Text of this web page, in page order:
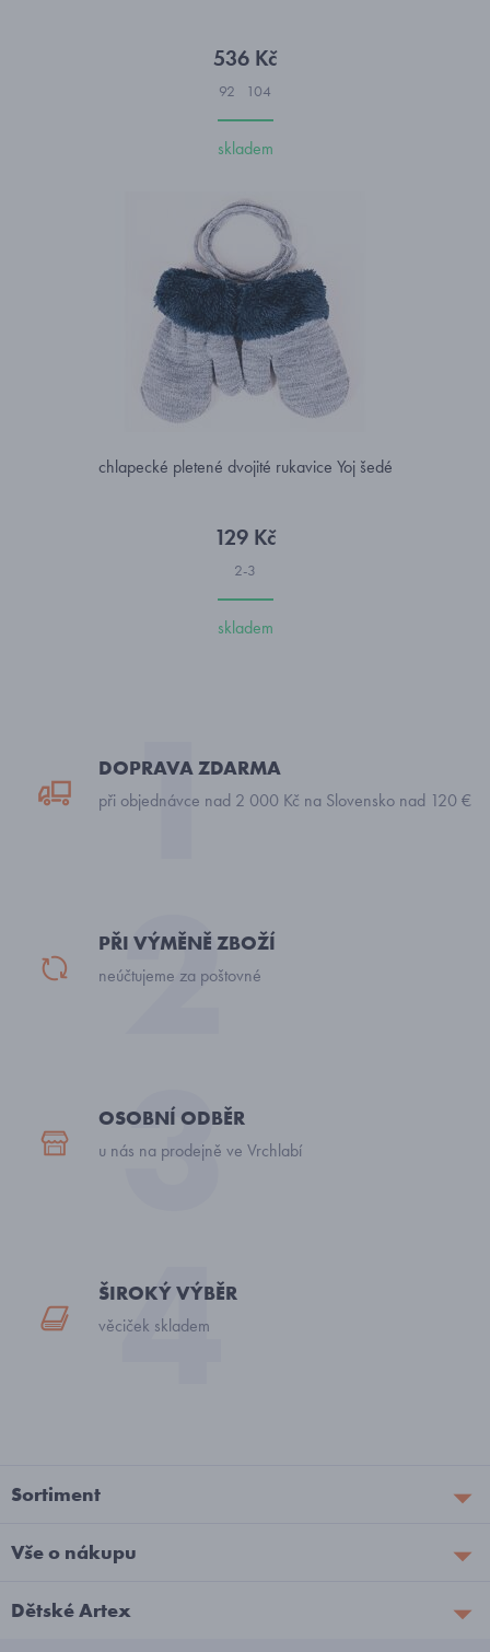
536 Kč
92 104
skladem
chlapecké pletené dvojité rukavice Yoj šedé
129 Kč
2-3
skladem
DOPRAVA ZDARMA
při objednávce nad 2 000 Kč na Slovensko nad 120 €
PŘI VÝMĚNĚ ZBOŽÍ
neúčtujeme za poštovné
OSOBNÍ ODBĚR
u nás na prodejně ve Vrchlabí
ŠIROKÝ VÝBĚR
věciček skladem
Sortiment
Vše o nákupu
Dětské Artex